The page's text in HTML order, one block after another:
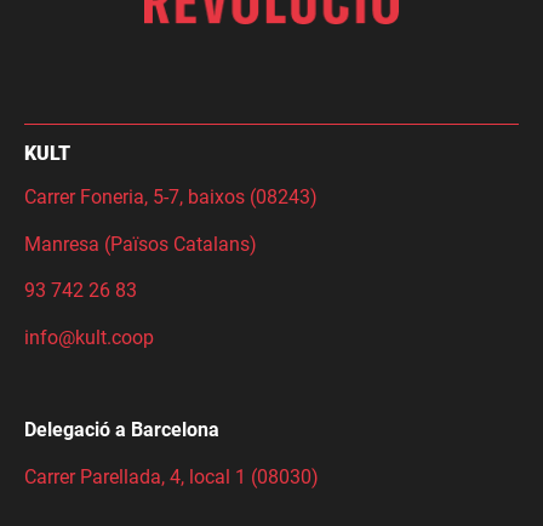
KULT
Carrer Foneria, 5-7, baixos (08243)
Manresa (Països Catalans)
93 742 26 83
info@kult.coop
Delegació a Barcelona
Carrer Parellada, 4, local 1 (08030)